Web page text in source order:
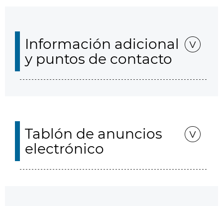
Información adicional
y puntos de contacto
Tablón de anuncios
electrónico